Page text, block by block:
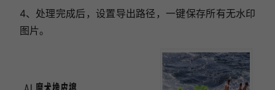
4、处理完成后，设置导出路径，一键保存所有无水印
图片。